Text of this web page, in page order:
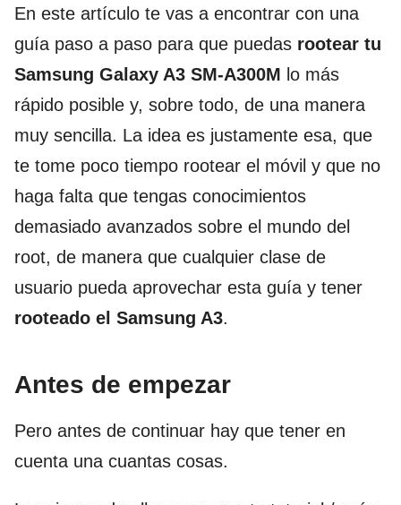
En este artículo te vas a encontrar con una
guía paso a paso para que puedas rootear tu
Samsung Galaxy A3 SM-A300M lo más
rápido posible y, sobre todo, de una manera
muy sencilla. La idea es justamente esa, que
te tome poco tiempo rootear el móvil y que no
haga falta que tengas conocimientos
demasiado avanzados sobre el mundo del
root, de manera que cualquier clase de
usuario pueda aprovechar esta guía y tener
rooteado el Samsung A3.
Antes de empezar
Pero antes de continuar hay que tener en
cuenta una cuantas cosas.